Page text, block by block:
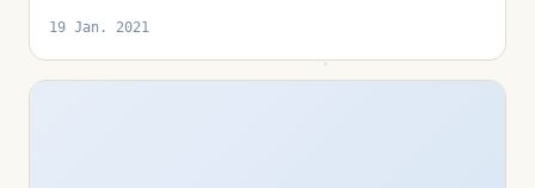
19 Jan. 2021